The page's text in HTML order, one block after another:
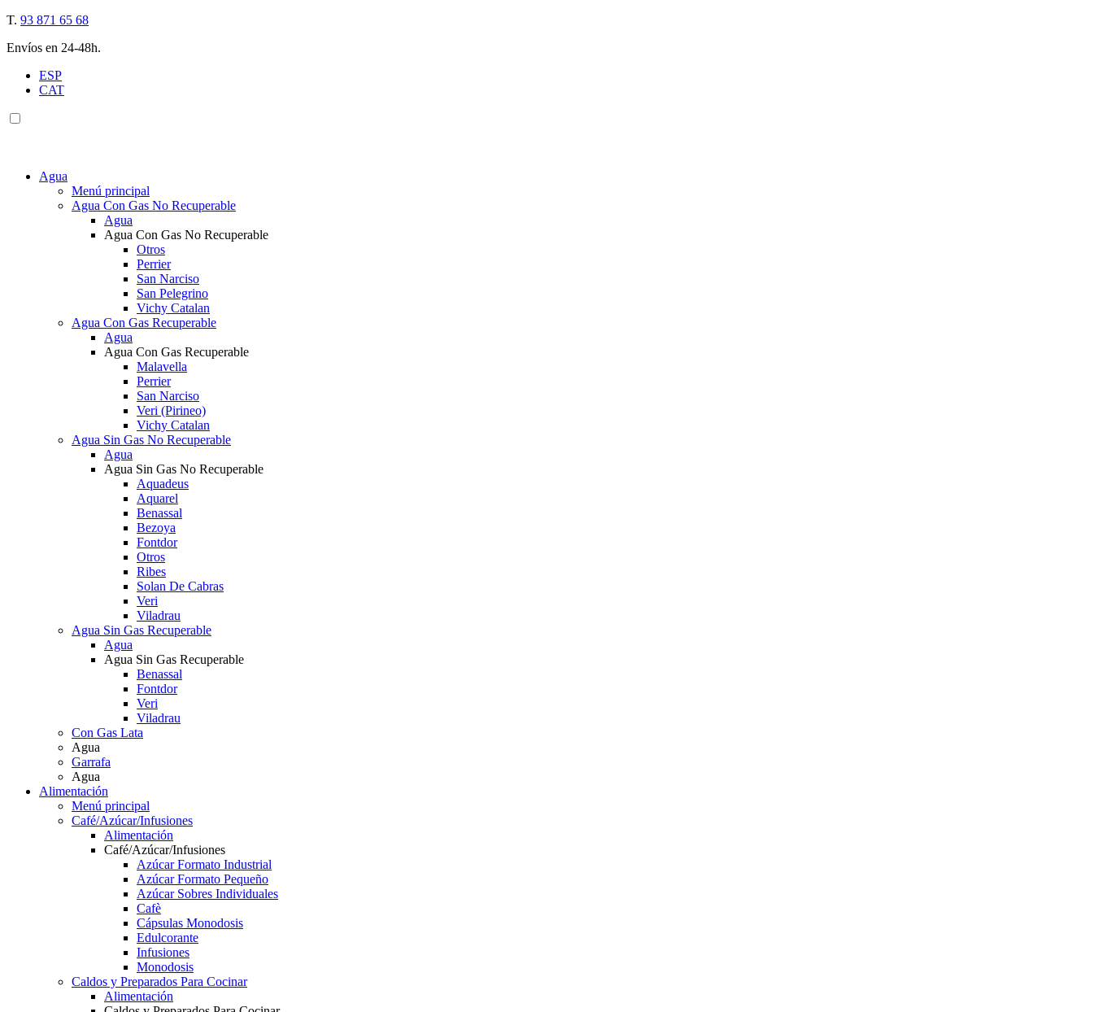
T. 93 871 65 68
Envíos en 24-48h.
ESP
CAT
Agua
Menú principal
Agua Con Gas No Recuperable
Agua
Agua Con Gas No Recuperable
Otros
Perrier
San Narciso
San Pelegrino
Vichy Catalan
Agua Con Gas Recuperable
Agua
Agua Con Gas Recuperable
Malavella
Perrier
San Narciso
Veri (Pirineo)
Vichy Catalan
Agua Sin Gas No Recuperable
Agua
Agua Sin Gas No Recuperable
Aquadeus
Aquarel
Benassal
Bezoya
Fontdor
Otros
Ribes
Solan De Cabras
Veri
Viladrau
Agua Sin Gas Recuperable
Agua
Agua Sin Gas Recuperable
Benassal
Fontdor
Veri
Viladrau
Con Gas Lata
Agua
Garrafa
Agua
Alimentación
Menú principal
Café/Azúcar/Infusiones
Alimentación
Café/Azúcar/Infusiones
Azúcar Formato Industrial
Azúcar Formato Pequeño
Azúcar Sobres Individuales
Cafè
Cápsulas Monodosis
Edulcorante
Infusiones
Monodosis
Caldos y Preparados Para Cocinar
Alimentación